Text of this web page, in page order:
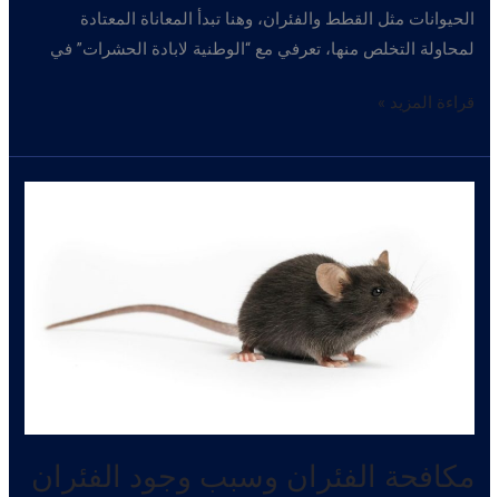
الحيوانات مثل القطط والفئران، وهنا تبدأ المعاناة المعتادة
لمحاولة التخلص منها، تعرفي مع “الوطنية لابادة الحشرات” في
ابادة
في
قراءة المزيد »
مكافحة الفئران وسبب وجود الفئران